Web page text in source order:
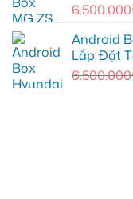
6.500.000
Android
Lắp Đặt
6.500.000